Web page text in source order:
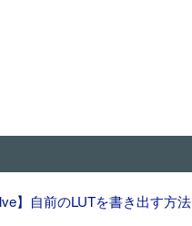
】自前のLUTを書き出す方法